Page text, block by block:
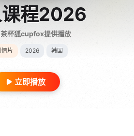
程2026
杯狐cupfox提供播放
情片 2026 韩国
立即播放